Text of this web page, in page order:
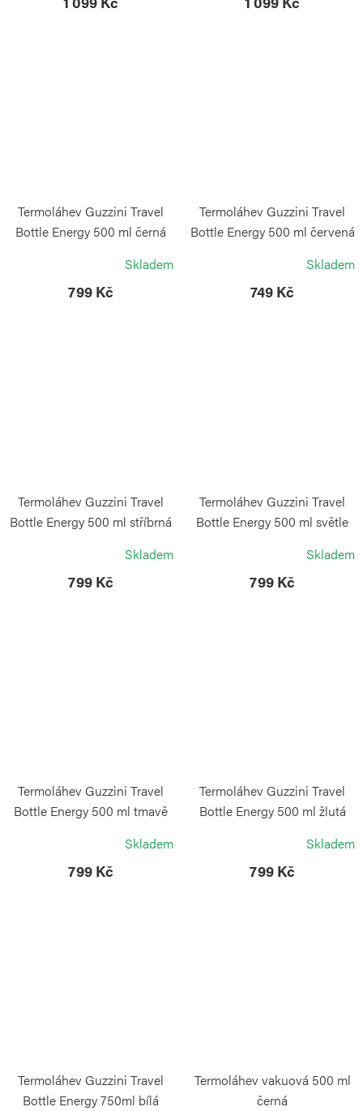
Termoláhev Guzzini Travel
Bottle Energy 500 ml černá
Skladem
799 Kč
Termoláhev Guzzini Travel
Bottle Energy 500 ml červená
Skladem
749 Kč
Termoláhev Guzzini Travel
Bottle Energy 500 ml stříbrná
Skladem
799 Kč
Termoláhev Guzzini Travel
Bottle Energy 500 ml světle
Skladem
799 Kč
Termoláhev Guzzini Travel
Bottle Energy 500 ml tmavě
Skladem
799 Kč
Termoláhev Guzzini Travel
Bottle Energy 500 ml žlutá
Skladem
799 Kč
Termoláhev Guzzini Travel
Bottle Energy 750ml bílá
Termoláhev vakuová 500 ml
černá